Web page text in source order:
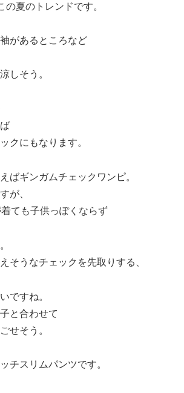
の夏のトレンドです。
があるところなど
しそう。
クにもなります。
ばギンガムチェックワンピ。
が、
ても子供っぽくならず
そうなチェックを先取りする、
ですね。
と合わせて
せそう。
チスリムパンツです。